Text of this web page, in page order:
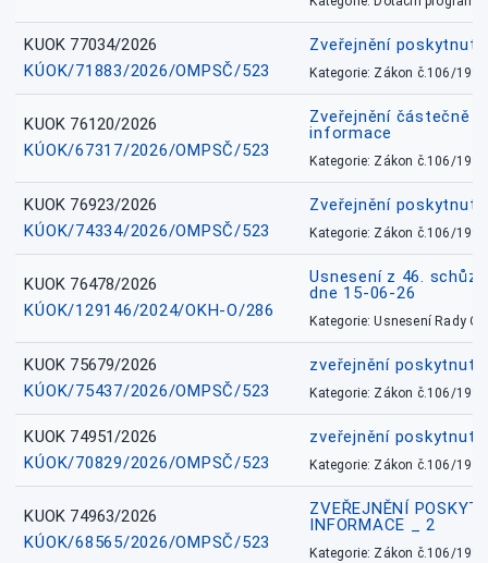
KUOK 77034/2026
KÚOK/71883/2026/OMPSČ/523
Zveřejnění
Kategorie: Zákon č.106/1999
KUOK 76120/2026
KÚOK/67317/2026/OMPSČ/523
Zveřejnění částečně
informace
Kategorie: Zákon č.106/1999
KUOK 76923/2026
KÚOK/74334/2026/OMPSČ/523
Zveřejnění
Kategorie: Zákon č.106/1999
KUOK 76478/2026
KÚOK/129146/2024/OKH-O/286
Usnesení z 46.
dne 15-06-26
Kategorie: Usnesení Rady
KUOK 75679/2026
KÚOK/75437/2026/OMPSČ/523
zveřejnění
Kategorie: Zákon č.106/1999
KUOK 74951/2026
KÚOK/70829/2026/OMPSČ/523
zveřejnění
Kategorie: Zákon č.106/1999
KUOK 74963/2026
KÚOK/68565/2026/OMPSČ/523
ZVEŘEJNĚNÍ
INFORMACE _ 2
Kategorie: Zákon č.106/1999